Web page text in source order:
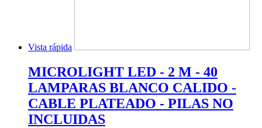
Vista rápida
MICROLIGHT LED - 2 M - 40
LAMPARAS BLANCO CALIDO -
CABLE PLATEADO - PILAS NO
INCLUIDAS